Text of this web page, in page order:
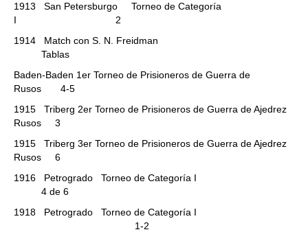
1913 San Petersburgo Torneo de Categoría
I 2
1914 Match con S. N. Freidman
Tablas
Baden-Baden 1er Torneo de Prisioneros de Guerra de
Rusos 4-5
1915 Triberg 2er Torneo de Prisioneros de Guerra de Ajedrez
Rusos 3
1915 Triberg 3er Torneo de Prisioneros de Guerra de Ajedrez
Rusos 6
1916 Petrogrado Torneo de Categoría I
4 de 6
1918 Petrogrado Torneo de Categoría I
1-2